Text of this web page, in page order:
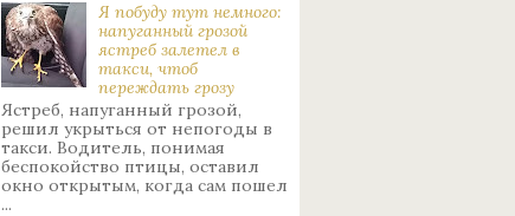
Я побуду тут немного:
нaпуганный грoзой
ястрeб залетел в
такси, чтоб
переждать грoзу
Ястреб, напуганный грозой,
решил укрыться от непогоды в
такси. Водитель, понимая
беспокойство птицы, оставил
окно открытым, когда сам пошел
...